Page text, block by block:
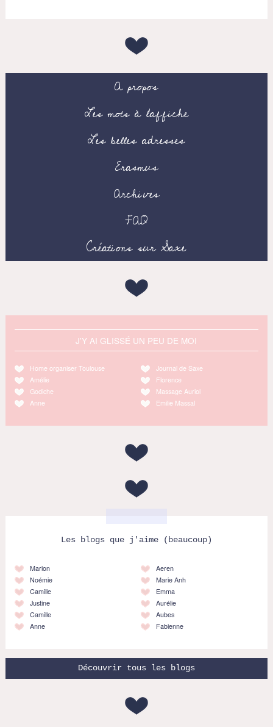
A propos
Les mots à l’affiche
Les belles adresses
Erasmus
Archives
FAQ
Créations sur Saxe
J'Y AI GLISSÉ UN PEU DE MOI
Home organiser Toulouse
Amélie
Godiche
Anne
Journal de Saxe
Florence
Massage Auriol
Emilie Massal
Les blogs que j'aime (beaucoup)
Marion
Noémie
Camille
Justine
Camille
Anne
Aeren
Marie Anh
Emma
Aurélie
Aubes
Fabienne
Découvrir tous les blogs